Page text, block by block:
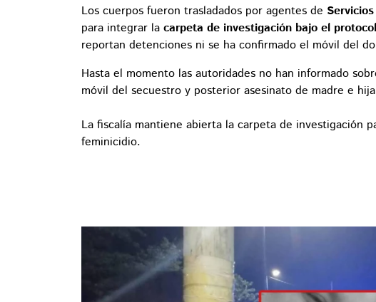
Los cuerpos fueron trasladados por agentes de
para integrar la carpeta de investigación bajo el
reportan detenciones ni se ha confirmado el móvil del
Hasta el momento las autoridades no han informado
móvil del secuestro y posterior asesinato de madre e
La fiscalía mantiene abierta la carpeta de investigación
feminicidio.